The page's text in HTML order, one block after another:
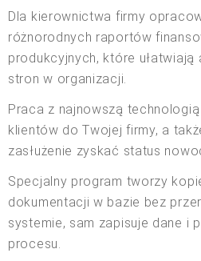
Dla kierownictwa firmy
różnorodnych raportów
produkcyjnych, które ułatwiają
stron w organizacji.
Praca z najnowszą
klientów do Twojej firmy, a
zasłużenie zyskać status
Specjalny program tworzy
dokumentacji w bazie bez
systemie, sam zapisuje dane i
procesu.